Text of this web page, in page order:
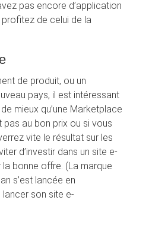
pas encore d’application
de celui de la
de produit, ou un
pays, il est intéressant
mieux qu’une Marketplace
pas au bon prix ou si vous
vite le résultat sur les
d’investir dans un site e-
bonne offre. (La marque
s’est lancée en
son site e-